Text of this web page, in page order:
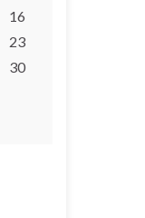
16
23
30